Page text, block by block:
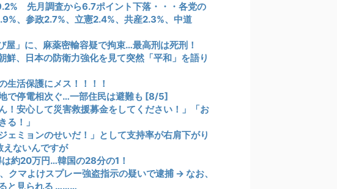
先月調査から6.7ポイント下落・・・各党の
、参政2.7%、立憲2.4%、共産2.3%、中道
屋」に、麻薬密輸容疑で拘束…最高刑は死刑！
鮮、日本の防衛力強化を見て突然「平和」を語り
生活保護にメス！！！！
で停電相次ぐ…一部住民は避難も [8/5]
！安心して災害救援募金をしてください！」「お
る！」
ェミョンのせいだ！」として支持率が右肩下がり
ないんですが
約20万円…韓国の28分の1！
クマよけスプレー強盗指示の疑いで逮捕 → なお、
と見られる ………